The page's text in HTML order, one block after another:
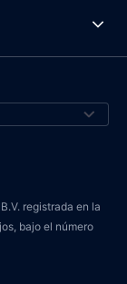
registrada en la
bajo el número